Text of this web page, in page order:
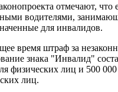
отмечают, что
водителями,
для инвалидов.
время штраф за
знака "Инвалид"
физических лиц и 500
лиц.